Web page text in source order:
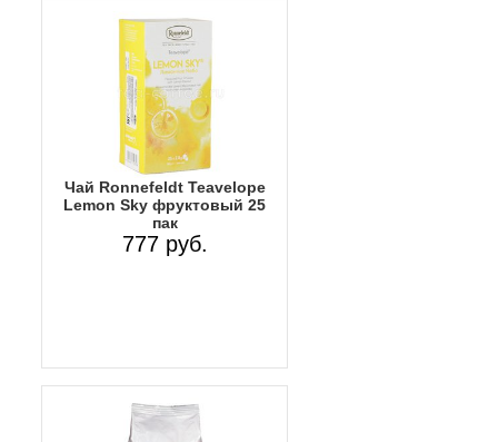
Чай Ronnefeldt Teavelope
Lemon Sky фруктовый 25
пак
777 руб.